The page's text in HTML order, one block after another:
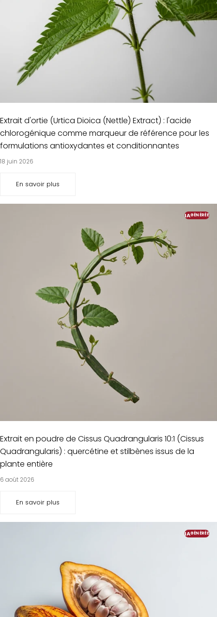
Extrait d'ortie (Urtica Dioica (Nettle) Extract) : l'acide
chlorogénique comme marqueur de référence pour les
formulations antioxydantes et conditionnantes
18 juin 2026
En savoir plus
IAGÉNÉRÉE
Extrait en poudre de Cissus Quadrangularis 10:1 (Cissus
Quadrangularis) : quercétine et stilbènes issus de la
plante entière
6 août 2026
En savoir plus
IAGÉNÉRÉE